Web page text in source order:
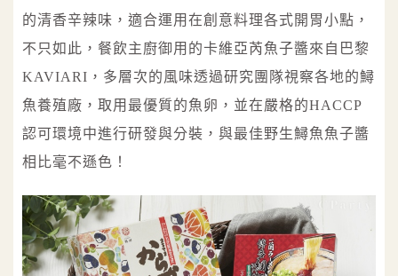
的清香辛辣味，適合運用在創意料理各式開胃小點，
不只如此，餐飲主廚御用的卡維亞芮魚子醬來自巴黎
KAVIARI，多層次的風味透過研究團隊視察各地的鱘
魚養殖廠，取用最優質的魚卵，並在嚴格的HACCP
認可環境中進行研發與分裝，與最佳野生鱘魚魚子醬
相比毫不遜色！